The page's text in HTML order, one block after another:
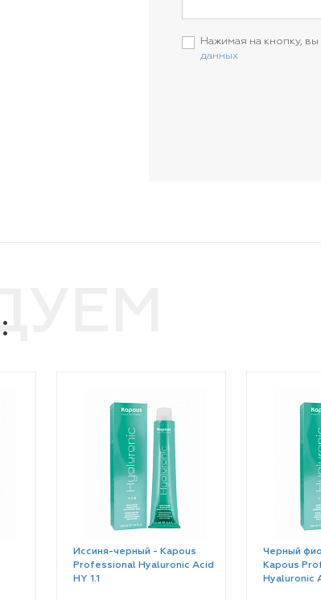
Нажимая на кнопку,
данных
Иссиня-черный - Kapous
Professional Hyaluronic Acid
HY 1.1
Черный
Kapous
Hyaluronic